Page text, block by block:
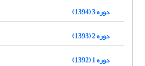
دوره 3 (1394)
دوره 2 (1393)
دوره 1 (1392)